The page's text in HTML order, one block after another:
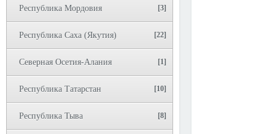
Республика Мордовия [3]
Республика Саха (Якутия) [22]
Северная Осетия-Алания [1]
Республика Татарстан [10]
Республика Тыва [8]